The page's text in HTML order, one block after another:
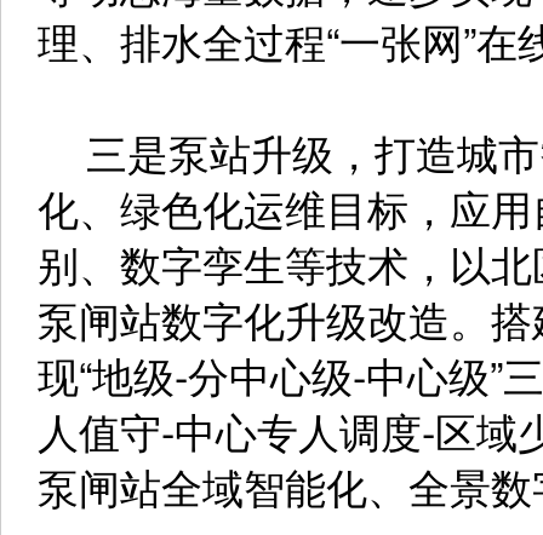
理、排水全过程“一张网”
三是泵站升级，打造城
化、绿色化运维目标，应
别、数字孪生等技术，以
泵闸站数字化升级改造。
现“地级-分中心级-中心级”
人值守-中心专人调度-区域
泵闸站全域智能化、全景